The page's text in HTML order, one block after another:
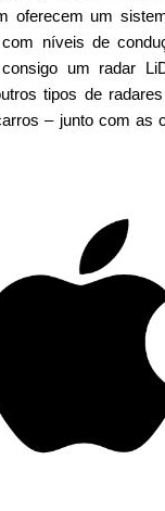
oferecem um
níveis de
um radar
tipos de
– junto com as